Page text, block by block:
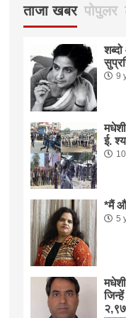
ताजा खबर पोपुलर
9
ई.
*मैं
5